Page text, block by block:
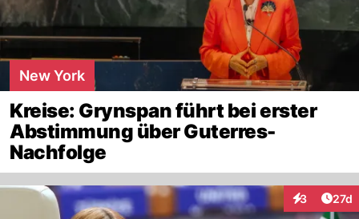
New York
Kreise: Grynspan führt bei erster
Abstimmung über Guterres-
Nachfolge
3
Interaktionen
27d